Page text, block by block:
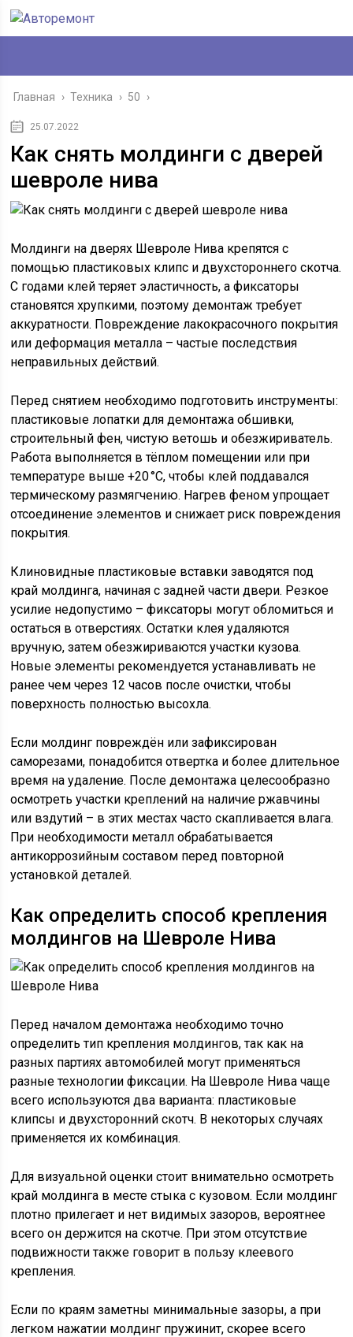
Главная › Техника › 50 ›
25.07.2022
Как снять молдинги с дверей
шевроле нива
Молдинги на дверях Шевроле Нива крепятся с
помощью пластиковых клипс и двухстороннего скотча.
С годами клей теряет эластичность, а фиксаторы
становятся хрупкими, поэтому демонтаж требует
аккуратности. Повреждение лакокрасочного покрытия
или деформация металла – частые последствия
неправильных действий.
Перед снятием необходимо подготовить инструменты:
пластиковые лопатки для демонтажа обшивки,
строительный фен, чистую ветошь и обезжириватель.
Работа выполняется в тёплом помещении или при
температуре выше +20 °C, чтобы клей поддавался
термическому размягчению. Нагрев феном упрощает
отсоединение элементов и снижает риск повреждения
покрытия.
Клиновидные пластиковые вставки заводятся под
край молдинга, начиная с задней части двери. Резкое
усилие недопустимо – фиксаторы могут обломиться и
остаться в отверстиях. Остатки клея удаляются
вручную, затем обезжириваются участки кузова.
Новые элементы рекомендуется устанавливать не
ранее чем через 12 часов после очистки, чтобы
поверхность полностью высохла.
Если молдинг повреждён или зафиксирован
саморезами, понадобится отвертка и более длительное
время на удаление. После демонтажа целесообразно
осмотреть участки креплений на наличие ржавчины
или вздутий – в этих местах часто скапливается влага.
При необходимости металл обрабатывается
антикоррозийным составом перед повторной
установкой деталей.
Как определить способ крепления
молдингов на Шевроле Нива
Перед началом демонтажа необходимо точно
определить тип крепления молдингов, так как на
разных партиях автомобилей могут применяться
разные технологии фиксации. На Шевроле Нива чаще
всего используются два варианта: пластиковые
клипсы и двухсторонний скотч. В некоторых случаях
применяется их комбинация.
Для визуальной оценки стоит внимательно осмотреть
край молдинга в месте стыка с кузовом. Если молдинг
плотно прилегает и нет видимых зазоров, вероятнее
всего он держится на скотче. При этом отсутствие
подвижности также говорит в пользу клеевого
крепления.
Если по краям заметны минимальные зазоры, а при
легком нажатии молдинг пружинит, скорее всего